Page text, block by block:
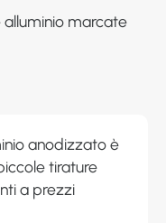
alluminio marcate
anodizzato è
tirature
a prezzi